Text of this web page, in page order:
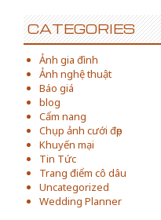
CATEGORIES
Ảnh gia đình
Ảnh nghệ thuật
Báo giá
blog
Cẩm nang
Chụp ảnh cưới đẹp
Khuyến mại
Tin Tức
Trang điểm cô dâu
Uncategorized
Wedding Planner